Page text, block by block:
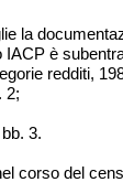
la
è
redditi,
2;
3.
corso del